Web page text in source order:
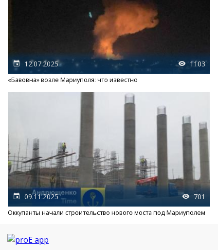
12.07.2025 1103
«Бавовна» возле Мариуполя: что известно
09.11.2025 701
Оккупанты начали строительство нового моста под Мариуполем